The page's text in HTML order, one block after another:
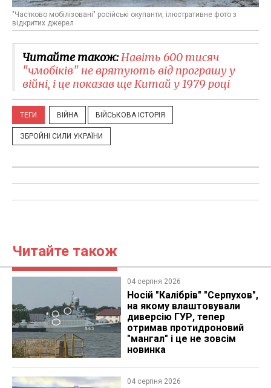
"Частково мобілізовані" російські окупанти, ілюстративне фото з
відкритих джерел
Читайте також:Навіть 600 тисяч
"чмобіків" не врятують від програшу у
війні, і це показав ще Китай у 1979 році
ТЕГИ ВІЙНА ВІЙСЬКОВА ІСТОРІЯ
ЗБРОЙНІ СИЛИ УКРАЇНИ
Читайте також
04 серпня 2026
Носій "Калібрів" "Серпухов",
на якому влаштовували
диверсію ГУР, тепер
отримав протидроновий
"мангал" і це не зовсім
новинка
04 серпня 2026